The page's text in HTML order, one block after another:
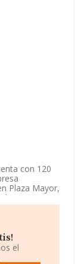
con 120
Plaza Mayor,
CNAE es
De
el